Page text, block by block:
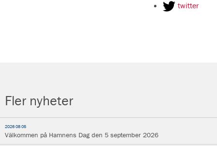
Fler nyheter
2026 08 05
Välkommen på Hamnens Dag den 5 september 2026
twitter